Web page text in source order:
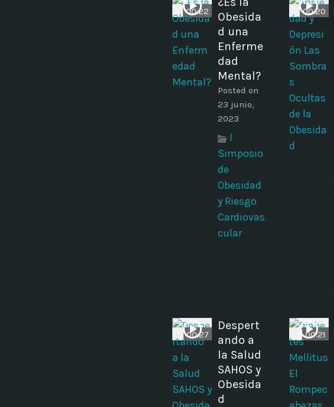
00:22
Obesida
d una
Enferme
dad
Mental?
Posted on
23 junio,
2023
I
Simposio
de
Obesidad
y Riesgo
Cardiovas
cular
00:20
00:27
Despert
ando a
la Salud
SAHOS y
Obesida
d
00:21